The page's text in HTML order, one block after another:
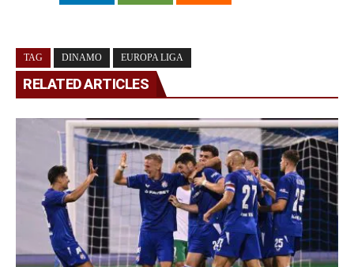
TAG DINAMO EUROPA LIGA
RELATED ARTICLES